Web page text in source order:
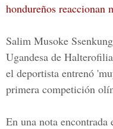
hondureños reaccionan
Salim Musoke
Ugandesa de Halterofilia
el deportista entrenó
primera competición
En una nota